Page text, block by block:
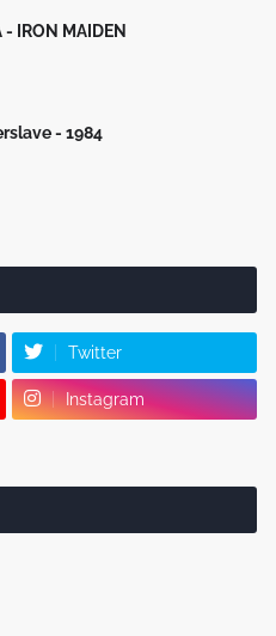
- IRON MAIDEN
- 1984
Twitter
Instagram